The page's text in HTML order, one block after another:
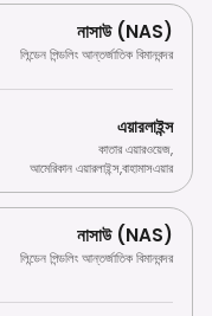
নাসাউ (NAS)
লিন্ডেন পিন্ডলিং আন্তর্জাতিক বিমানবন্দর
এয়ারলাইন্স
কাতার এয়ারওয়েজ,
আমেরিকান এয়ারলাইন্স,বাহামাসএয়ার
নাসাউ (NAS)
লিন্ডেন পিন্ডলিং আন্তর্জাতিক বিমানবন্দর